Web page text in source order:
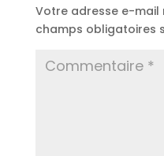
Votre adresse e-mail
champs obligatoires